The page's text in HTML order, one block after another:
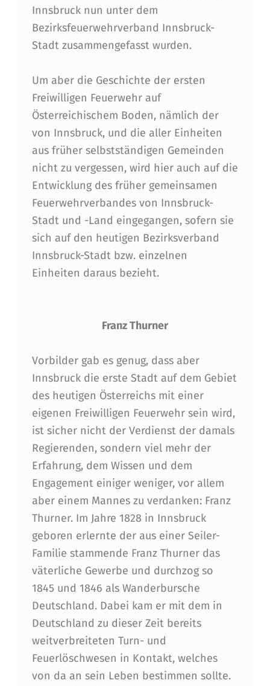
Innsbruck nun unter dem
Bezirksfeuerwehrverband Innsbruck-
Stadt zusammengefasst wurden.
Um aber die Geschichte der ersten
Freiwilligen Feuerwehr auf
Österreichischem Boden, nämlich der
von Innsbruck, und die aller Einheiten
aus früher selbstständigen Gemeinden
nicht zu vergessen, wird hier auch auf die
Entwicklung des früher gemeinsamen
Feuerwehrverbandes von Innsbruck-
Stadt und -Land eingegangen, sofern sie
sich auf den heutigen Bezirksverband
Innsbruck-Stadt bzw. einzelnen
Einheiten daraus bezieht.
Franz Thurner
Vorbilder gab es genug, dass aber
Innsbruck die erste Stadt auf dem Gebiet
des heutigen Österreichs mit einer
eigenen Freiwilligen Feuerwehr sein wird,
ist sicher nicht der Verdienst der damals
Regierenden, sondern viel mehr der
Erfahrung, dem Wissen und dem
Engagement einiger weniger, vor allem
aber einem Mannes zu verdanken: Franz
Thurner. Im Jahre 1828 in Innsbruck
geboren erlernte der aus einer Seiler-
Familie stammende Franz Thurner das
väterliche Gewerbe und durchzog so
1845 und 1846 als Wanderbursche
Deutschland. Dabei kam er mit dem in
Deutschland zu dieser Zeit bereits
weitverbreiteten Turn- und
Feuerlöschwesen in Kontakt, welches
von da an sein Leben bestimmen sollte.